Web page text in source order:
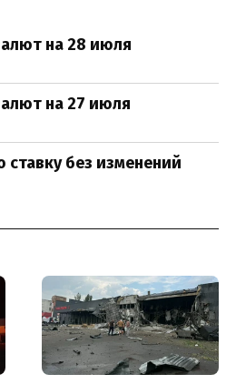
на 28 июля
на 27 июля
без изменений